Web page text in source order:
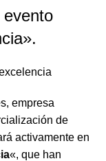
evento
empresa
de
activamente en
«, que han